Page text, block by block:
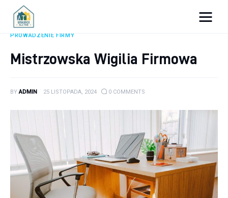
Prowadzenie firmy
Marketing firm
Zdrowie pracowników
Atrakcje
Prawo
PROWADZENIE FIRMY
Mistrzowska Wigilia Firmowa
BY ADMIN 25 LISTOPADA, 2024 0 COMMENTS